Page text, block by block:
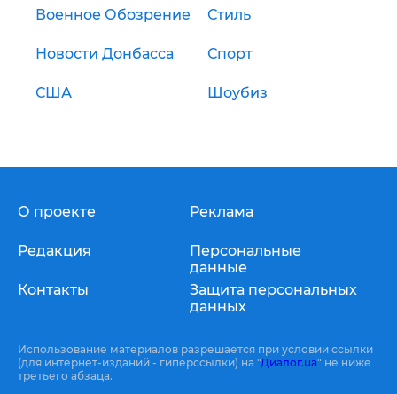
Военное Обозрение Стиль
Новости Донбасса Спорт
США Шоубиз
О проекте
Редакция
Контакты
Реклама
Персональные
данные
Защита персональных
данных
Использование материалов разрешается при условии ссылки
(для интернет-изданий - гиперссылки) на "Диалог.ua" не ниже
третьего абзаца.